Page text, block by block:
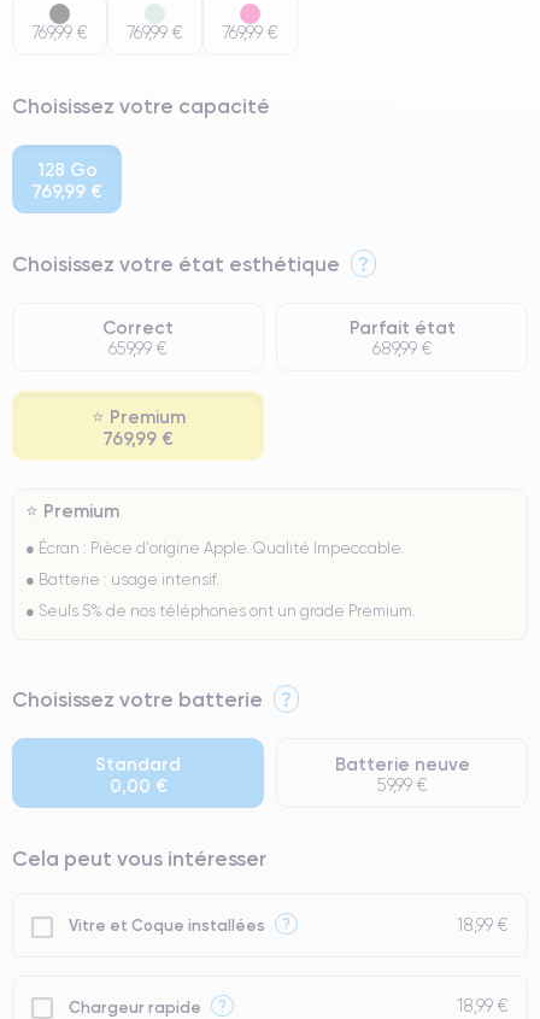
769,99 € 769,99 € 769,99 €
Choisissez votre capacité
128 Go
769,99 €
Choisissez votre état esthétique ?
Correct
659,99 €
Parfait état
689,99 €
⭐ Premium
769,99 €
⭐ Premium
● Écran : Pièce d'origine Apple. Qualité Impeccable.
● Batterie : usage intensif.
● Seuls 5% de nos téléphones ont un grade Premium.
Choisissez votre batterie ?
Standard
0,00 €
Batterie neuve
59,99 €
Cela peut vous intéresser
Vitre et Coque installées ? 18,99 €
Chargeur rapide ? 18,99 €